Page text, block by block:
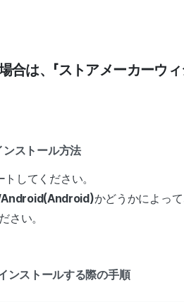
は、「ストアメーカーウィ
ストール方法
してください。
かどうかによっ
さい。
ンストールする際の手順